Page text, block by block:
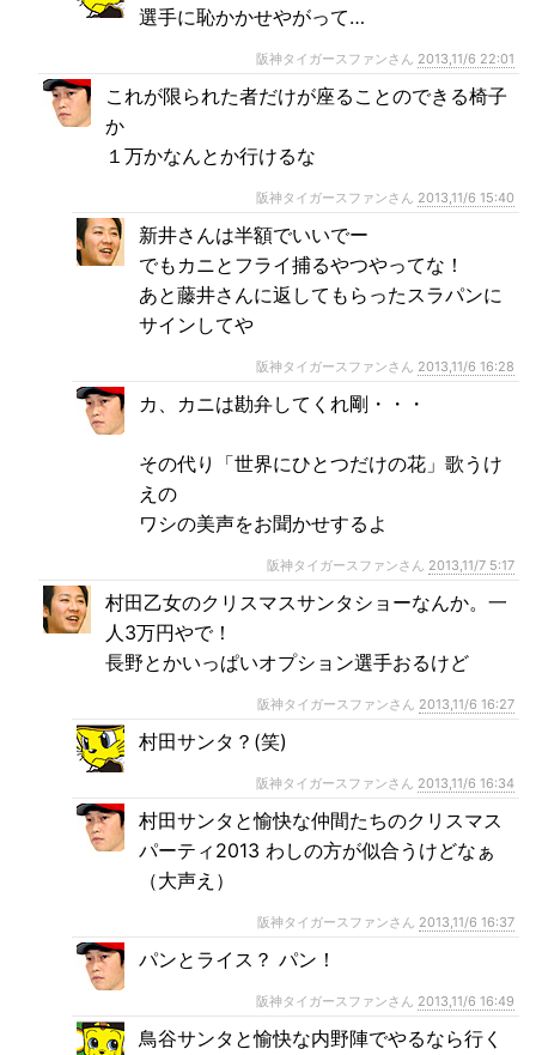
選手に恥かかせやがって…
阪神タイガースファンさん 2013,11/6 22:01
これが限られた者だけが座ることのできる椅子
か
１万かなんとか行けるな
阪神タイガースファンさん 2013,11/6 15:40
新井さんは半額でいいでー
でもカニとフライ捕るやつやってな！
あと藤井さんに返してもらったスラパンに
サインしてや
阪神タイガースファンさん 2013,11/6 16:28
カ、カニは勘弁してくれ剛・・・
その代り「世界にひとつだけの花」歌うけ
えの
ワシの美声をお聞かせするよ
阪神タイガースファンさん 2013,11/7 5:17
村田乙女のクリスマスサンタショーなんか。一
人3万円やで！
長野とかいっぱいオプション選手おるけど
阪神タイガースファンさん 2013,11/6 16:27
村田サンタ？(笑)
阪神タイガースファンさん 2013,11/6 16:34
村田サンタと愉快な仲間たちのクリスマス
パーティ2013 わしの方が似合うけどなぁ
（大声え）
阪神タイガースファンさん 2013,11/6 16:37
パンとライス？ パン！
阪神タイガースファンさん 2013,11/6 16:49
鳥谷サンタと愉快な内野陣でやるなら行く